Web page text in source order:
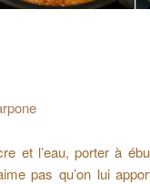
et l’eau, porter à
pas qu’on lui